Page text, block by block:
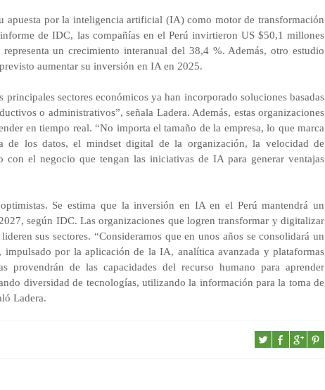
apuesta por la inteligencia artificial (IA) como motor de transformación
de IDC, las compañías en el Perú invirtieron US $50,1 millones
un crecimiento interanual del 38,4 %. Además, otro estudio
aumentar su inversión en IA en 2025.
principales sectores económicos ya han incorporado soluciones basadas
o administrativos”, señala Ladera. Además, estas organizaciones
en tiempo real. “No importa el tamaño de la empresa, lo que marca
de los datos, el mindset digital de la organización, la velocidad de
con el negocio que tengan las iniciativas de IA para generar ventajas
Se estima que la inversión en IA en el Perú mantendrá un
según IDC. Las organizaciones que logren transformar y digitalizar
sus sectores. “Consideramos que en unos años se consolidará un
impulsado por la aplicación de la IA, analítica avanzada y plataformas
provendrán de las capacidades del recurso humano para aprender
diversidad de tecnologías, utilizando la información para la toma de
Ladera.